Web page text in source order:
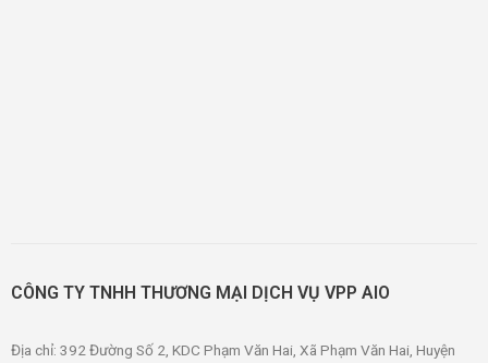
CÔNG TY TNHH THƯƠNG MẠI DỊCH VỤ VPP AIO
Địa chỉ: 392 Đường Số 2, KDC Phạm Văn Hai, Xã Phạm Văn Hai, Huyện